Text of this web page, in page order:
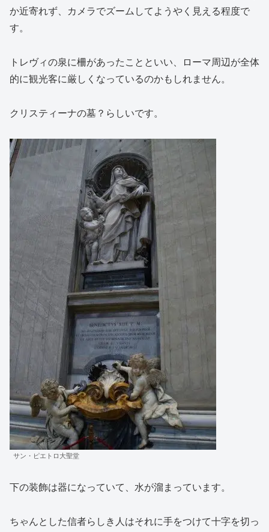
か近寄れず、カメラでズームしてようやく見える程度で
す。
トレヴィの泉に柵があったことといい、ローマ周辺が全体
的に観光客に厳しくなっているのかもしれません。
クリスティーナの墓？らしいです。
サン・ピエトロ大聖堂
下の装飾は器になっていて、水が溜まっています。
ちゃんとした信者らしき人はそれに手をつけて十字を切っ